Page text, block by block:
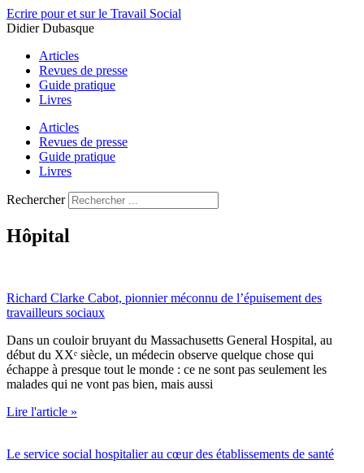
Aller
au
Ecrire pour et sur le Travail Social
Didier Dubasque
Articles
Revues de presse
Guide pratique
Livres
Articles
Revues de presse
Guide pratique
Livres
Rechercher
Hôpital
Richard Clarke Cabot, pionnier méconnu de l’épuisement des
travailleurs sociaux
Dans un couloir bruyant du Massachusetts General Hospital, au
début du XXᵉ siècle, un médecin observe quelque chose qui
échappe à presque tout le monde : ce ne sont pas seulement les
malades qui ne vont pas bien, mais aussi
Lire l'article »
Le service social hospitalier au cœur des établissements de santé